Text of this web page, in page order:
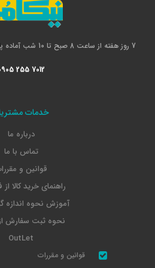
7 روز هفته از ساعت 8 صبح تا 10 شب آماده پاسخگویی به شما عزیزان هستیم
255 7012
خدمات
درباره ما
تماس با ما
قوانین و
راهنمای خرید کالا
آموزش نحوه اندازه
نحوه ثبت سفارش
OutLet
قوانین و مقررات